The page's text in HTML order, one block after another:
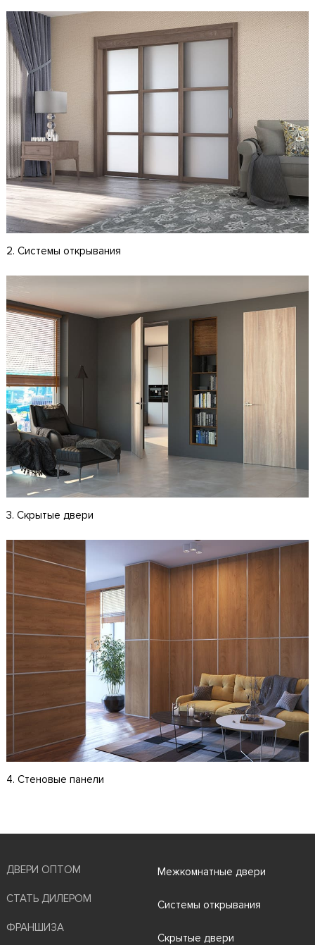
2. Системы открывания
3. Скрытые двери
4. Стеновые панели
ДВЕРИ ОПТОМ
СТАТЬ ДИЛЕРОМ
ФРАНШИЗА
Межкомнатные двери
Системы открывания
Скрытые двери